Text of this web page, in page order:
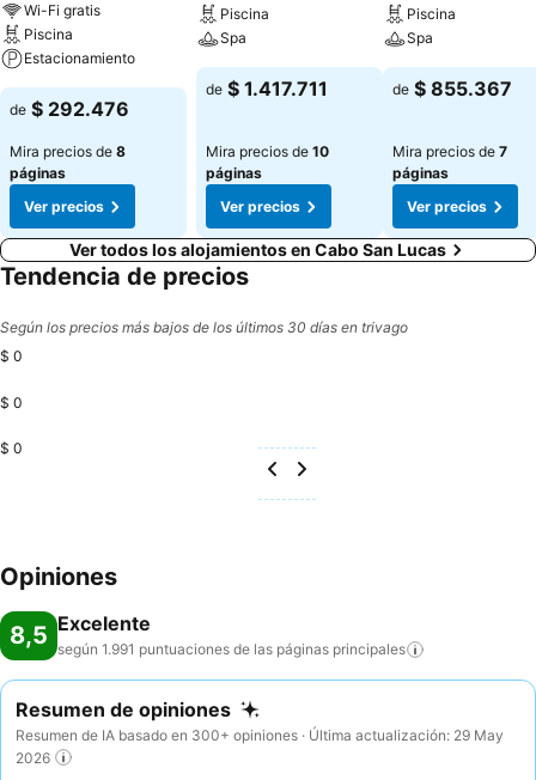
Wi-Fi gratis
Piscina
Estacionamiento
de $ 292.476
Mira precios de 8
páginas
Ver precios
Piscina
Spa
de $ 1.417.711
Mira precios de 10
páginas
Ver precios
Piscina
Spa
de $ 855.367
Mira precios de 7
páginas
Ver precios
Ver todos los alojamientos en Cabo San Lucas
Tendencia de precios
Según los precios más bajos de los últimos 30 días en trivago
$ 0
$ 0
$ 0
Opiniones
8,5 Excelente
según 1.991 puntuaciones de las páginas principales
Resumen de opiniones
Resumen de IA basado en 300+ opiniones · Última actualización: 29 May
2026